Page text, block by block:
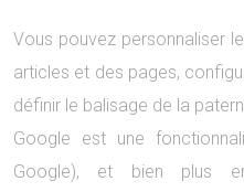
Vous pouvez personnaliser
articles et des pages,
définir le balisage de la
Google est une
Google), et bien plus